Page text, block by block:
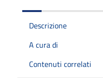
Descrizione
A cura di
Contenuti correlati